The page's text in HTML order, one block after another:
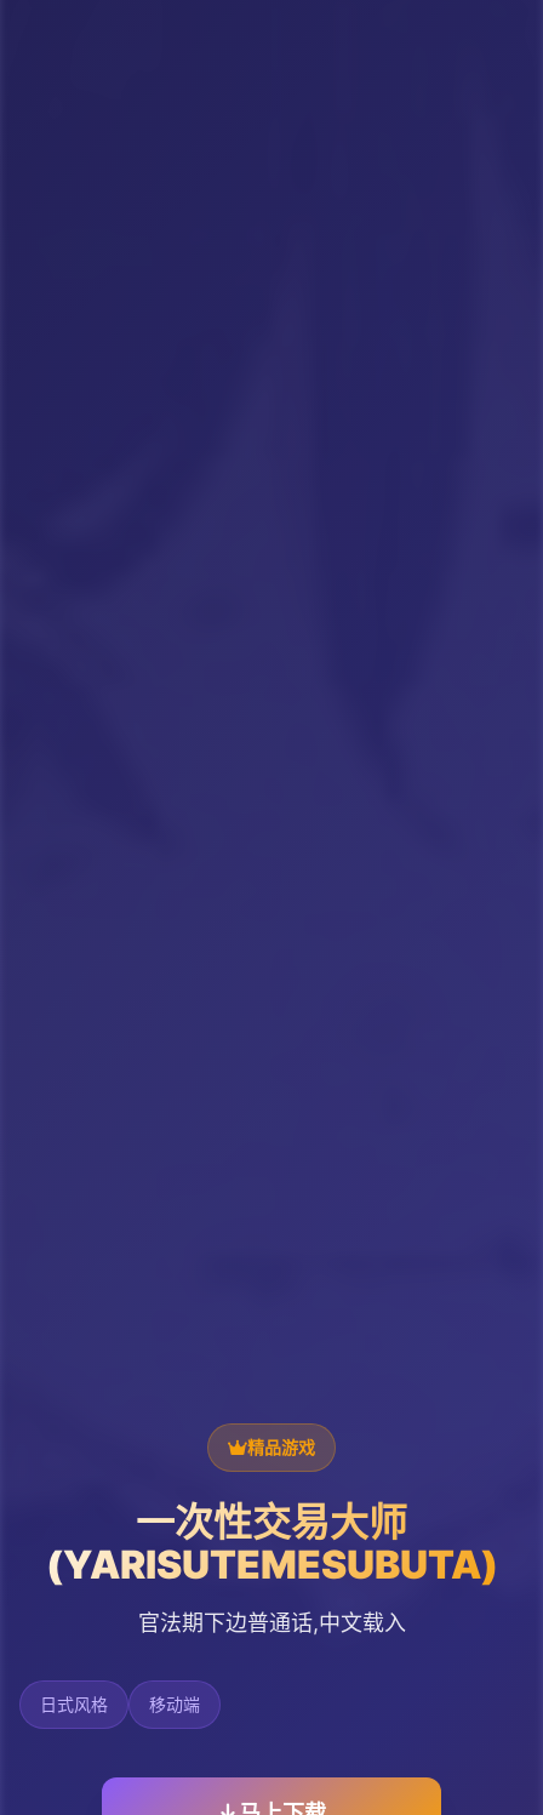
精品游戏
一次性交易大师
(YARISUTEMESUBUTA)
官法期下边普通话,中文载入
日式风格 移动端